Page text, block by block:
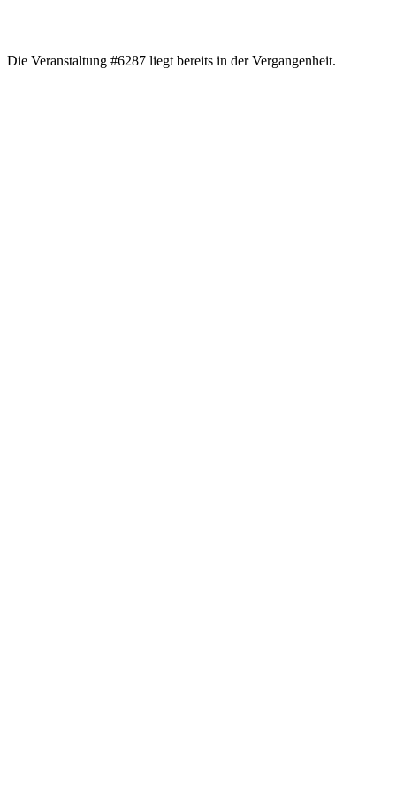
Die Veranstaltung #6287 liegt bereits in der Vergangenheit.